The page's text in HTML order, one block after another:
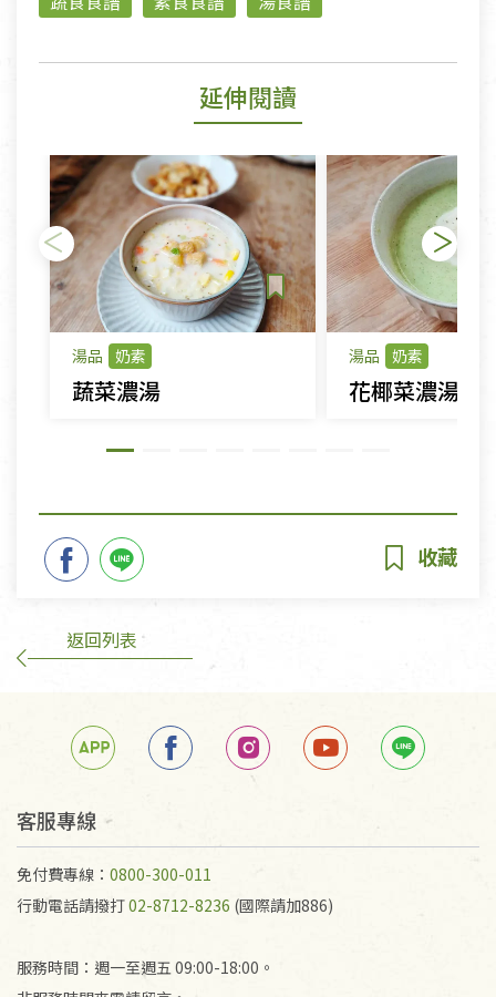
延伸閱讀
湯品 奶素
蔬菜濃湯
湯品 奶素
花椰菜濃湯
返回列表
客服專線
免付費專線： 0800-300-011
行動電話請撥打02-8712-8236 (國際請加886)
服務時間：週一至週五 09:00-18:00。